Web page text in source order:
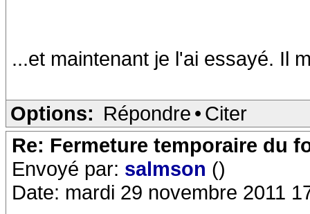
...et maintenant je l'ai essayé. Il
Options: Répondre • Citer
Re: Fermeture temporaire du
Envoyé par: salmson ()
Date: mardi 29 novembre 2011